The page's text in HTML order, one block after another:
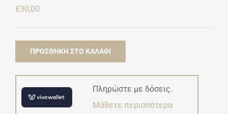
€30,00
ΠΡΟΣΘΉΚΗ ΣΤΟ ΚΑΛΆΘΙ
Πληρώστε με δόσεις.
Μάθετε περισσότερα